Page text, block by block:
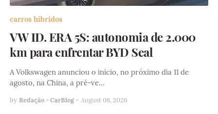
carros híbridos
VW ID. ERA 5S: autonomia de 2.000
km para enfrentar BYD Seal
A Volkswagen anunciou o início, no próximo dia 11 de
agosto, na China, a pré-ve…
by Redação - CarBlog - August 08, 2026